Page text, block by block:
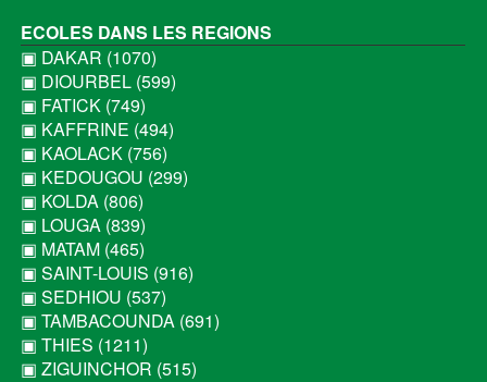
ECOLES DANS LES REGIONS
▣ DAKAR (1070)
▣ DIOURBEL (599)
▣ FATICK (749)
▣ KAFFRINE (494)
▣ KAOLACK (756)
▣ KEDOUGOU (299)
▣ KOLDA (806)
▣ LOUGA (839)
▣ MATAM (465)
▣ SAINT-LOUIS (916)
▣ SEDHIOU (537)
▣ TAMBACOUNDA (691)
▣ THIES (1211)
▣ ZIGUINCHOR (515)